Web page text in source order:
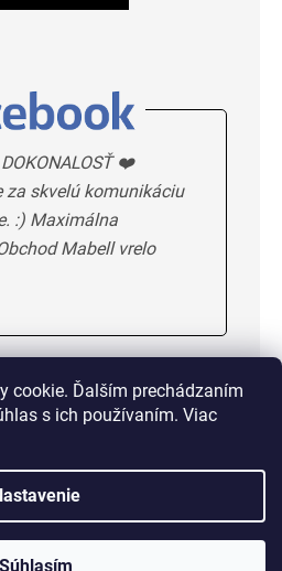
cookie. Ďalším prechádzaním
s ich používaním. Viac
Súhlasím
❤️
za skvelú komunikáciu
:) Maximálna
Mabell vrelo
HODNOTENIE